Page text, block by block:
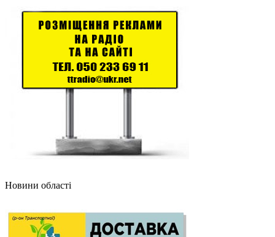
Новини області